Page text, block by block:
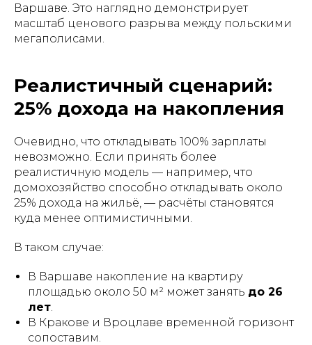
Варшаве. Это наглядно демонстрирует
масштаб ценового разрыва между польскими
мегаполисами.
Реалистичный сценарий:
25% дохода на накопления
Очевидно, что откладывать 100% зарплаты
невозможно. Если принять более
реалистичную модель — например, что
домохозяйство способно откладывать около
25% дохода на жильё, — расчёты становятся
куда менее оптимистичными.
В таком случае:
В Варшаве накопление на квартиру
площадью около 50 м² может занять до 26
лет
В Кракове и Вроцлаве временной горизонт
сопоставим.